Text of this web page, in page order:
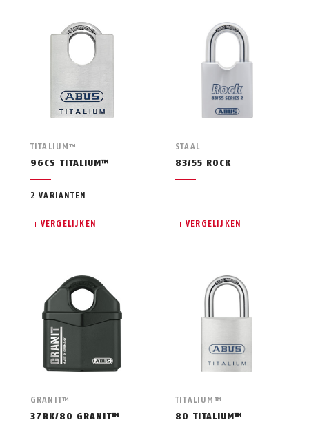
TITALIUM™
96CS TITALIUM™
2 VARIANTEN
VERGELIJKEN
STAAL
83/55 ROCK
VERGELIJKEN
GRANIT™
37RK/80 GRANIT™
TITALIUM™
80 TITALIUM™